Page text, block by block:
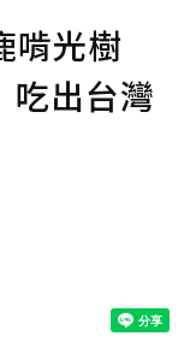
啃光樹
吃出台灣